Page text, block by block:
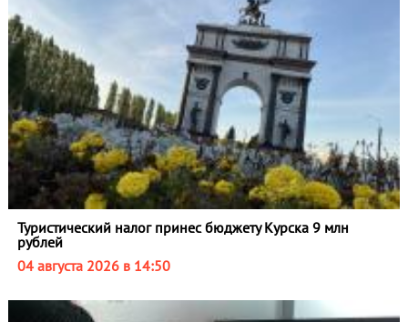
Туристический налог принес бюджету Курска 9 млн
рублей
04 августа 2026 в 14:50